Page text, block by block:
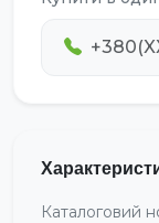
Каталоговий